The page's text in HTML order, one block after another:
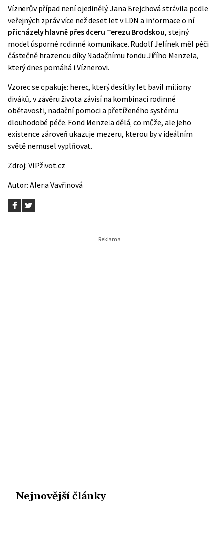
Víznerův případ není ojedinělý. Jana Brejchová strávila podle
veřejných zpráv více než deset let v LDN a informace o ní
přicházely hlavně přes dceru Terezu Brodskou, stejný
model úsporné rodinné komunikace. Rudolf Jelínek měl péči
částečně hrazenou díky Nadačnímu fondu Jiřího Menzela,
který dnes pomáhá i Víznerovi.
Vzorec se opakuje: herec, který desítky let bavil miliony
diváků, v závěru života závisí na kombinaci rodinné
obětavosti, nadační pomoci a přetíženého systému
dlouhodobé péče. Fond Menzela dělá, co může, ale jeho
existence zároveň ukazuje mezeru, kterou by v ideálním
světě nemusel vyplňovat.
Zdroj: VIPživot.cz
Autor: Alena Vavřinová
Nejnovější články